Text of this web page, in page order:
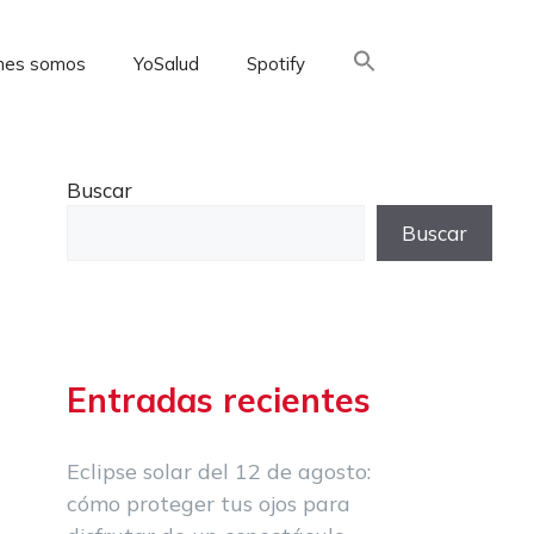
somos YoSalud Spotify
Buscar
Buscar
Entradas recientes
Eclipse solar del 12 de agosto:
cómo proteger tus ojos para